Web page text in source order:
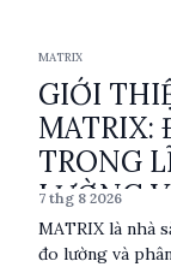
MATRIX
GIỚI
MATRIX:
TRONG
LƯỜNG
SUẤT
7 thg 8 2026
MATRIX là nhà
đo lường và